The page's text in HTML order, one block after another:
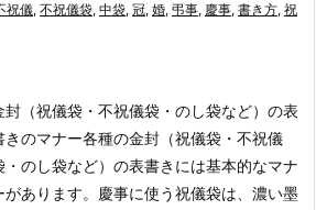
祝儀, 不祝儀袋, 中袋, 冠, 婚, 弔事, 慶事, 書き方, 祝
封（祝儀袋・不祝儀袋・のし袋など）の表
きのマナー各種の金封（祝儀袋・不祝儀
・のし袋など）の表書きには基本的なマナ
があります。 慶事に使う祝儀袋は、濃い墨